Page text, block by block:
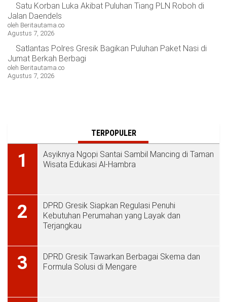
Satu Korban Luka Akibat Puluhan Tiang PLN Roboh di
Jalan Daendels
oleh Beritautama.co
Agustus 7, 2026
Satlantas Polres Gresik Bagikan Puluhan Paket Nasi di
Jumat Berkah Berbagi
oleh Beritautama.co
Agustus 7, 2026
TERPOPULER
1
Asyiknya Ngopi Santai Sambil Mancing di Taman
Wisata Edukasi Al-Hambra
2
DPRD Gresik Siapkan Regulasi Penuhi
Kebutuhan Perumahan yang Layak dan
Terjangkau
3
DPRD Gresik Tawarkan Berbagai Skema dan
Formula Solusi di Mengare